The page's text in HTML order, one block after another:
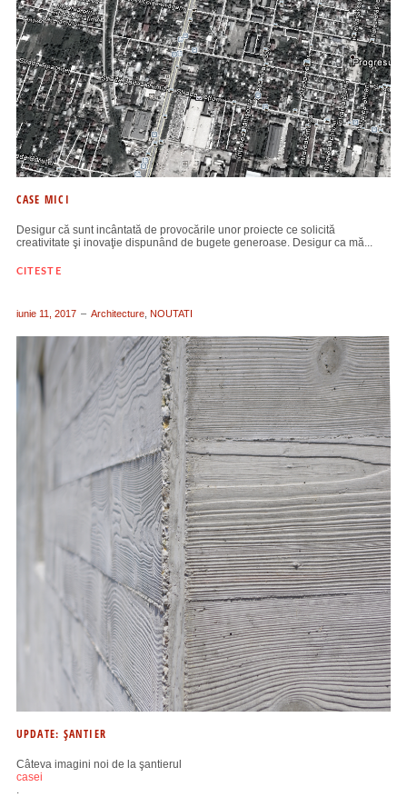
CASE MICI
Desigur că sunt incântată de provocările unor proiecte ce solicită
creativitate şi inovaţie dispunând de bugete generoase. Desigur ca mă...
CITESTE
iunie 11, 2017 Architecture, NOUTATI
UPDATE: ŞANTIER
Câteva imagini noi de la şantierul
casei
.